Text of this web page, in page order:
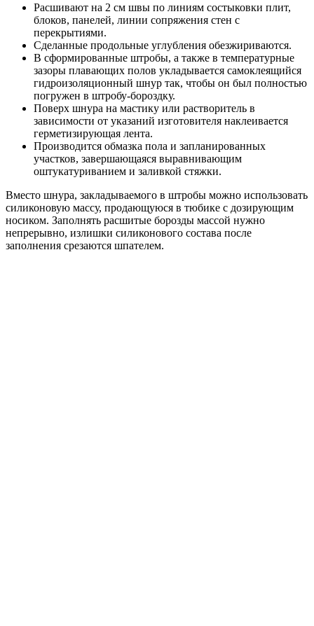
Расшивают на 2 см швы по линиям состыковки плит,
блоков, панелей, линии сопряжения стен с
перекрытиями.
Сделанные продольные углубления обезжириваются.
В сформированные штробы, а также в температурные
зазоры плавающих полов укладывается самоклеящийся
гидроизоляционный шнур так, чтобы он был полностью
погружен в штробу-бороздку.
Поверх шнура на мастику или растворитель в
зависимости от указаний изготовителя наклеивается
герметизирующая лента.
Производится обмазка пола и запланированных
участков, завершающаяся выравнивающим
оштукатуриванием и заливкой стяжки.
Вместо шнура, закладываемого в штробы можно использовать
силиконовую массу, продающуюся в тюбике с дозирующим
носиком. Заполнять расшитые борозды массой нужно
непрерывно, излишки силиконового состава после
заполнения срезаются шпателем.